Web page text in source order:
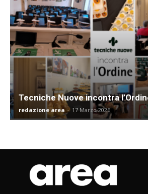
Tecniche Nuove incontra
redazione area - 17 Marzo 2026